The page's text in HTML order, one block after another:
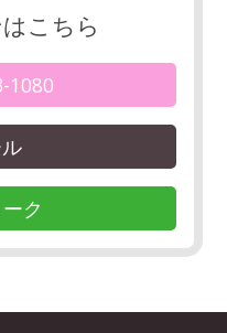
こちら
1080
ク